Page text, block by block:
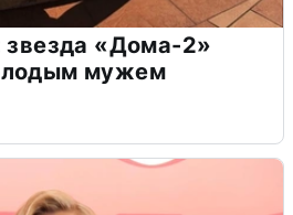
звезда «Дома-2»
мужем